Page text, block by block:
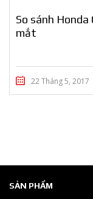
So sánh Honda
mắt
22 Tháng 5, 2017
SẢN PHẨM